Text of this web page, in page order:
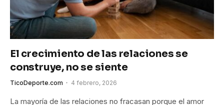
El crecimiento de las relaciones se
construye, no se siente
TicoDeporte.com 4 febrero, 2026
La mayoría de las relaciones no fracasan porque el amor